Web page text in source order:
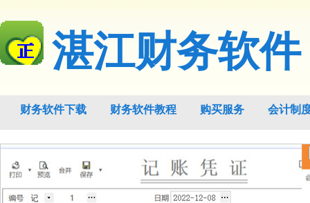
湛江财务软件
财务软件下载 财务软件教程 购买服务 会计制